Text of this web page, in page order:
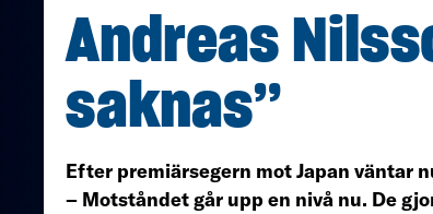
Andreas
saknas”
Efter premiärsegern mot Japan väntar
– Motståndet går upp en nivå nu. De